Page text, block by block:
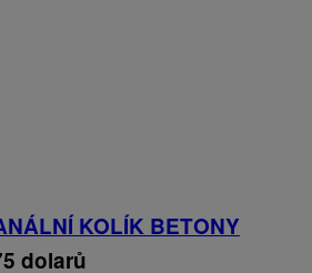
KOLÍK BETONY
dolarů